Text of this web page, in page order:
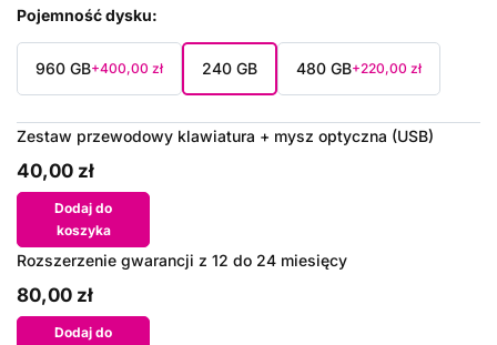
Pojemność dysku
960 GB+400,00 zł 240 GB 480 GB+220,00 zł
Zestaw przewodowy klawiatura + mysz optyczna (USB)
40,00 zł
Dodaj do
koszyka
Rozszerzenie gwarancji z 12 do 24 miesięcy
80,00 zł
Dodaj do